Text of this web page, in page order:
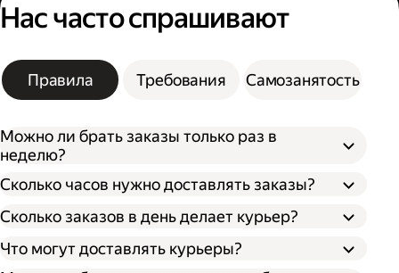
Нас часто спрашивают
Правила Требования Самозанятость
Можно ли брать заказы только раз в
неделю?
Сколько часов нужно доставлять заказы?
Сколько заказов в день делает курьер?
Что могут доставлять курьеры?